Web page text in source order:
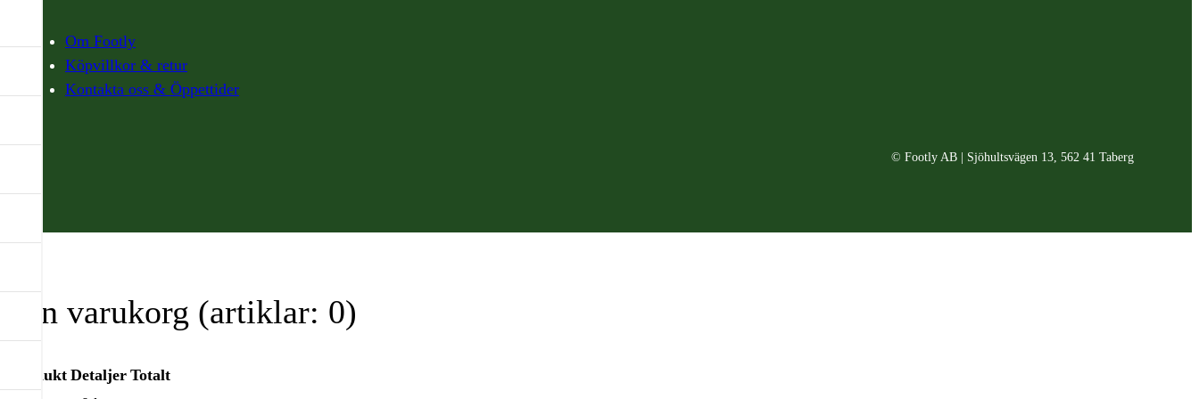
Om Footly
Köpvillkor & retur
Kontakta oss & Öppettider
© Footly AB | Sjöhultsvägen 13, 562 41 Taberg
Din varukorg (artiklar: 0)
Produkt Detaljer Totalt